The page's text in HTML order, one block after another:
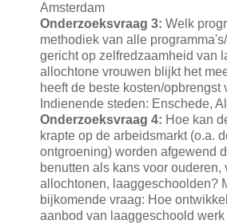
Amsterdam
Onderzoeksvraag 3: Welk
methodiek van alle
gericht op zelfredzaamheid van
allochtone vrouwen blijkt het
heeft de beste kosten/opbrengst
Indienende steden: Enschede,
Onderzoeksvraag 4: Hoe kan
krapte op de arbeidsmarkt (o.a.
ontgroening) worden afgewend
benutten als kans voor ouderen,
allochtonen, laaggeschoolden?
bijkomende vraag: Hoe
aanbod van laaggeschoold